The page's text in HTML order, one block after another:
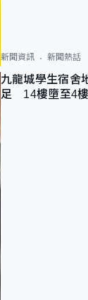
新聞資訊 新聞熱話
九龍城學生宿舍
足 14樓墮至4